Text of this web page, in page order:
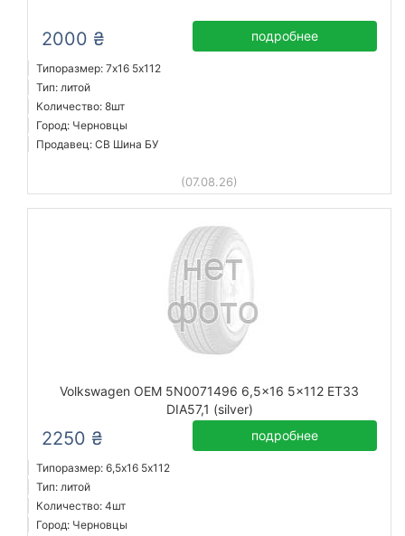
2000 ₴ подробнее
Типоразмер: 7x16 5х112
Тип: литой
Количество: 8шт
Город: Черновцы
Продавец: СВ Шина БУ
(07.08.26)
Volkswagen OEM 5N0071496 6,5x16 5x112 ET33
DIA57,1 (silver)
2250 ₴ подробнее
Типоразмер: 6,5x16 5х112
Тип: литой
Количество: 4шт
Город: Черновцы